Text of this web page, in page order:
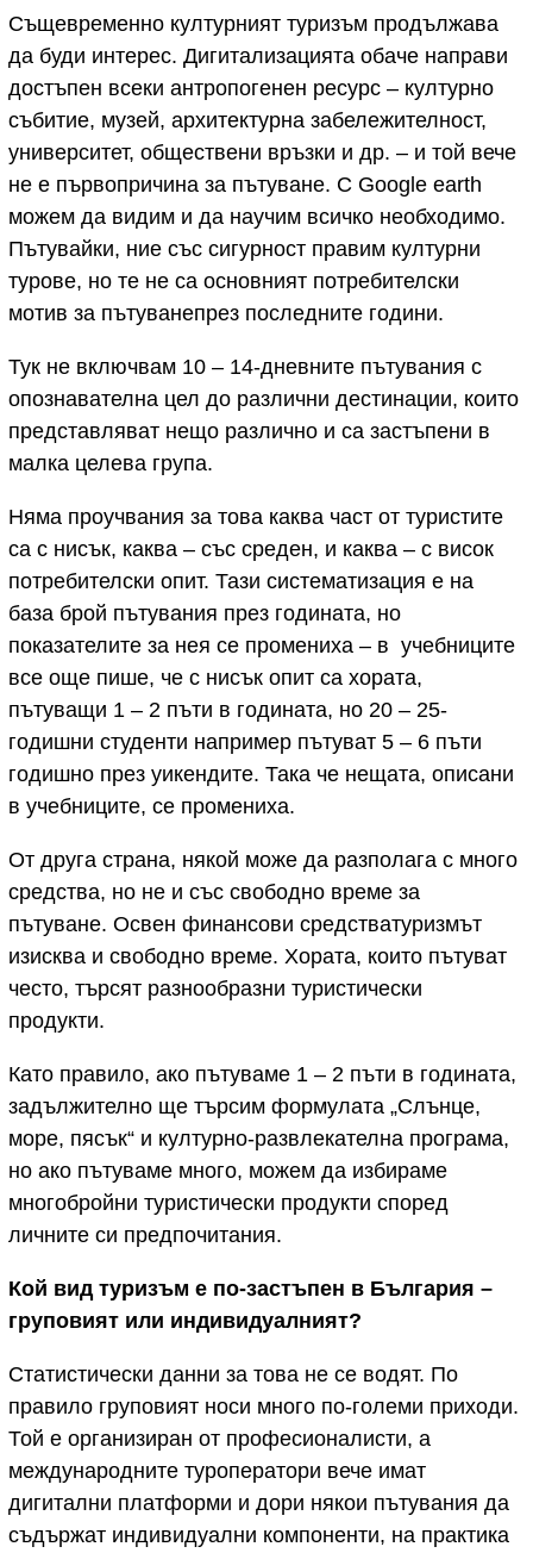
Същевременно културният туризъм продължава
да буди интерес. Дигитализацията обаче направи
достъпен всеки антропогенен ресурс – културно
събитие, музей, архитектурна забележителност,
университет, обществени връзки и др. – и той вече
не е първопричина за пътуване. С Google earth
можем да видим и да научим всичко необходимо.
Пътувайки, ние със сигурност правим културни
турове, но те не са основният потребителски
мотив за пътуванепрез последните години.
Тук не включвам 10 – 14-дневните пътувания с
опознавателна цел до различни дестинации, които
представляват нещо различно и са застъпени в
малка целева група.
Няма проучвания за това каква част от туристите
са с нисък, каква – със среден, и каква – с висок
потребителски опит. Тази систематизация е на
база брой пътувания през годината, но
показателите за нея се промениха – в учебниците
все още пише, че с нисък опит са хората,
пътуващи 1 – 2 пъти в годината, но 20 – 25-
годишни студенти например пътуват 5 – 6 пъти
годишно през уикендите. Така че нещата, описани
в учебниците, се промениха.
От друга страна, някой може да разполага с много
средства, но не и със свободно време за
пътуване. Освен финансови средстватуризмът
изисква и свободно време. Хората, които пътуват
често, търсят разнообразни туристически
продукти.
Като правило, ако пътуваме 1 – 2 пъти в годината,
задължително ще търсим формулата „Слънце,
море, пясък“ и културно-развлекателна програма,
но ако пътуваме много, можем да избираме
многобройни туристически продукти според
личните си предпочитания.
Кой вид туризъм е по-застъпен в България –
груповият или индивидуалният?
Статистически данни за това не се водят. По
правило груповият носи много по-големи приходи.
Той е организиран от професионалисти, а
международните туроператори вече имат
дигитални платформи и дори някои пътувания да
съдържат индивидуални компоненти, на практика